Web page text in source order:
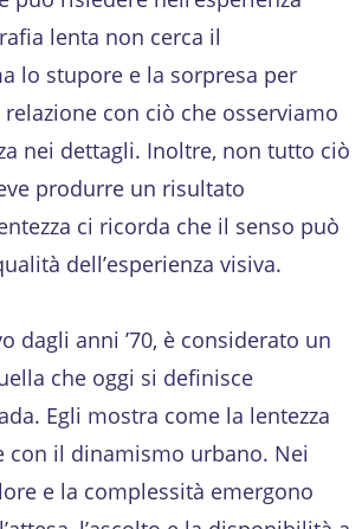
lenta non cerca il
lo stupore e la sorpresa per
con ciò che osserviamo
nei dettagli. Inoltre, non tutto ciò
produrre un risultato
ci ricorda che il senso può
dell’esperienza visiva.
dagli anni ’70, è considerato un
che oggi si definisce
Egli mostra come la lentezza
con il dinamismo urbano. Nei
e la complessità emergono